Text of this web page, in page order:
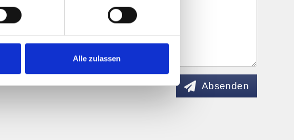
Alle zulassen
Absenden